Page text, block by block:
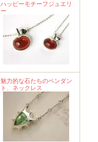
ハッピーモチーフジュエリ
ー
魅力的な石たちのペンダン
ト、ネックレス